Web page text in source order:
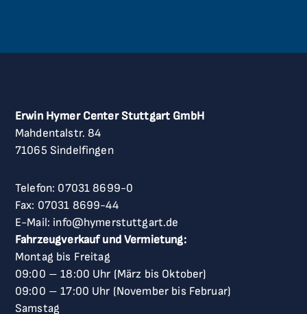
Erwin Hymer Center Stuttgart GmbH
Mahdentalstr. 84
71065 Sindelfingen
Telefon: 07031 8699-0
Fax: 07031 8699-44
E-Mail: info@hymerstuttgart.de
Fahrzeugverkauf und Vermietung:
Montag bis Freitag
09:00 –18:00 Uhr (März bis Oktober)
09:00 –17:00 Uhr (November bis Februar)
Samstag